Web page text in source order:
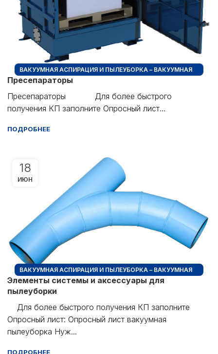
ВАКУУМНАЯ АСПИРАЦИЯ И ПЫЛЕУБОРКА – ВАКУУМНАЯ
ПЫЛЕУБОРКА + ПРОМЫШЛЕННЫЕ ПЫЛЕСОСЫ
Пресепараторы
Пресепараторы Для более быстрого
получения КП заполните Опросный лист...
ПОДРОБНЕЕ
18
ИЮН
ВАКУУМНАЯ АСПИРАЦИЯ И ПЫЛЕУБОРКА – ВАКУУМНАЯ
ПЫЛЕУБОРКА + ПРОМЫШЛЕННЫЕ ПЫЛЕСОСЫ
Элементы системы и аксессуары для
пылеуборки
Для более быстрого получения КП заполните
Опросный лист: Опросный лист вакуумная
пылеуборка Нуж...
ПОДРОБНЕЕ